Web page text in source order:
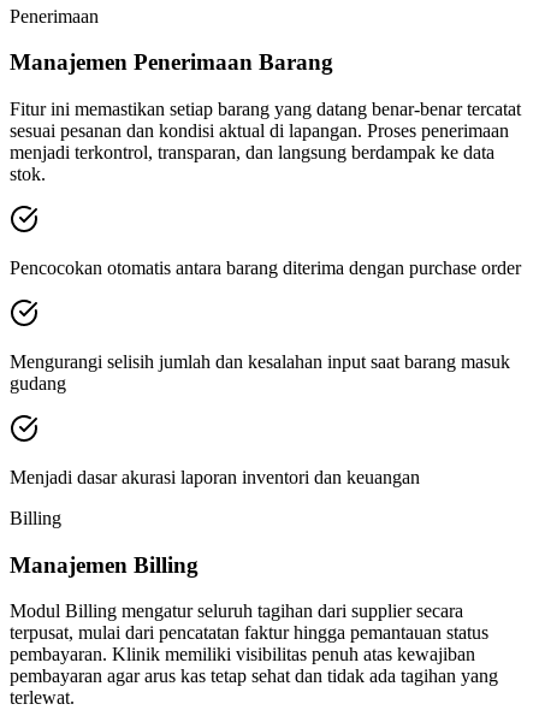
Penerimaan
Manajemen Penerimaan Barang
Fitur ini memastikan setiap barang yang datang benar-benar tercatat
sesuai pesanan dan kondisi aktual di lapangan. Proses penerimaan
menjadi terkontrol, transparan, dan langsung berdampak ke data
stok.
Pencocokan otomatis antara barang diterima dengan purchase order
Mengurangi selisih jumlah dan kesalahan input saat barang masuk
gudang
Menjadi dasar akurasi laporan inventori dan keuangan
Billing
Manajemen Billing
Modul Billing mengatur seluruh tagihan dari supplier secara
terpusat, mulai dari pencatatan faktur hingga pemantauan status
pembayaran. Klinik memiliki visibilitas penuh atas kewajiban
pembayaran agar arus kas tetap sehat dan tidak ada tagihan yang
terlewat.